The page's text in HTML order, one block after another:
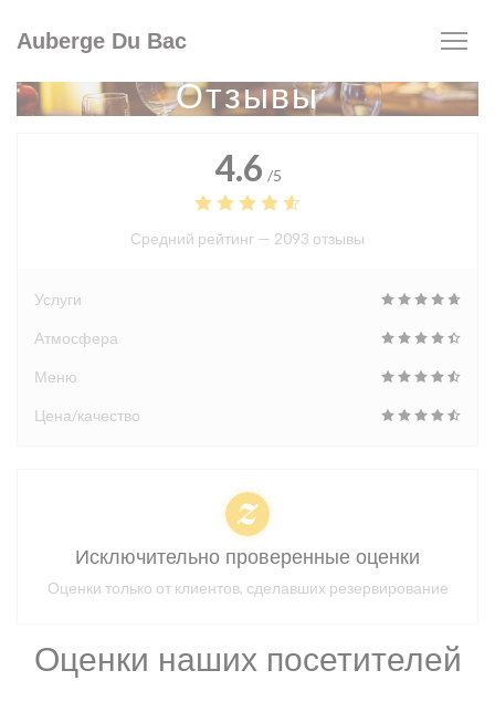
Auberge Du Bac
Отзывы
Оценки наших посетителей
4.6 /5
Средний рейтинг — 2093 отзывы
Услуги
Атмосфера
Меню
Цена/качество
Исключительно проверенные оценки
Оценки только от клиентов, сделавших резервирование